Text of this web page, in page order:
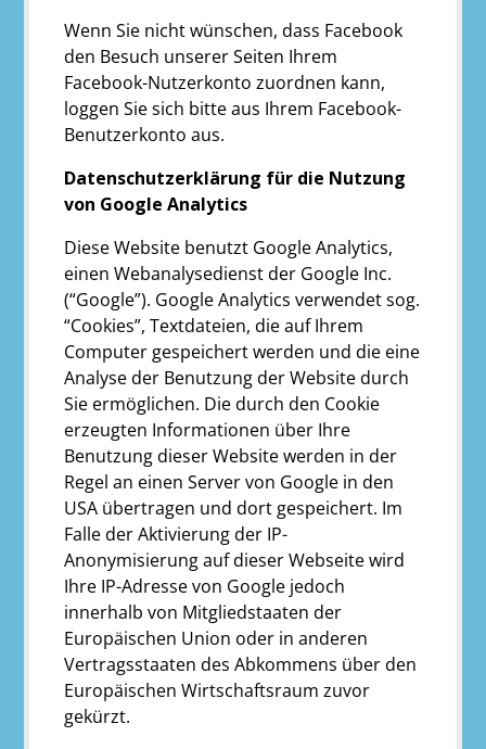
Wenn Sie nicht wünschen, dass Facebook
den Besuch unserer Seiten Ihrem
Facebook-Nutzerkonto zuordnen kann,
loggen Sie sich bitte aus Ihrem Facebook-
Benutzerkonto aus.
Datenschutzerklärung für die Nutzung
von Google Analytics
Diese Website benutzt Google Analytics,
einen Webanalysedienst der Google Inc.
(“Google”). Google Analytics verwendet sog.
“Cookies”, Textdateien, die auf Ihrem
Computer gespeichert werden und die eine
Analyse der Benutzung der Website durch
Sie ermöglichen. Die durch den Cookie
erzeugten Informationen über Ihre
Benutzung dieser Website werden in der
Regel an einen Server von Google in den
USA übertragen und dort gespeichert. Im
Falle der Aktivierung der IP-
Anonymisierung auf dieser Webseite wird
Ihre IP-Adresse von Google jedoch
innerhalb von Mitgliedstaaten der
Europäischen Union oder in anderen
Vertragsstaaten des Abkommens über den
Europäischen Wirtschaftsraum zuvor
gekürzt.